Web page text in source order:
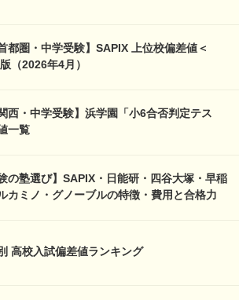
都圏・中学受験】SAPIX 上位校偏差値＜
（2026年4月）
西・中学受験】浜学園「小6合否判定テス
一覧
の塾選び】SAPIX・日能研・四谷大塚・早稲
カミノ・グノーブルの特徴・費用と合格力
高校入試偏差値ランキング